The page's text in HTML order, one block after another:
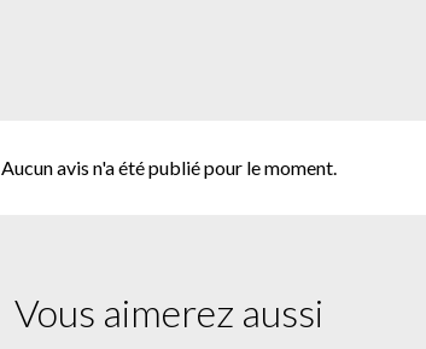
Aucun avis n'a été publié pour le moment.
Vous aimerez aussi